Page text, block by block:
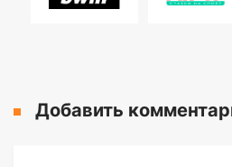
Добавить